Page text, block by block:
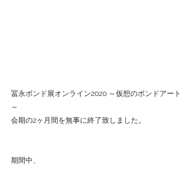
冨永ボンド展オンライン2020 ～仮想のボンドアート
～
会期の2ヶ月間を無事に終了致しました。
期間中、